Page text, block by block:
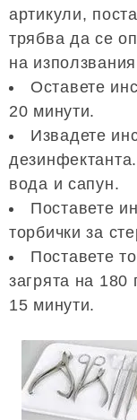
артикули,
трябва да се
на
Оставете
20 минути.
Извадете
вода и сапун.
Поставете
торбички за
Поставете
загрята на
15 минути.